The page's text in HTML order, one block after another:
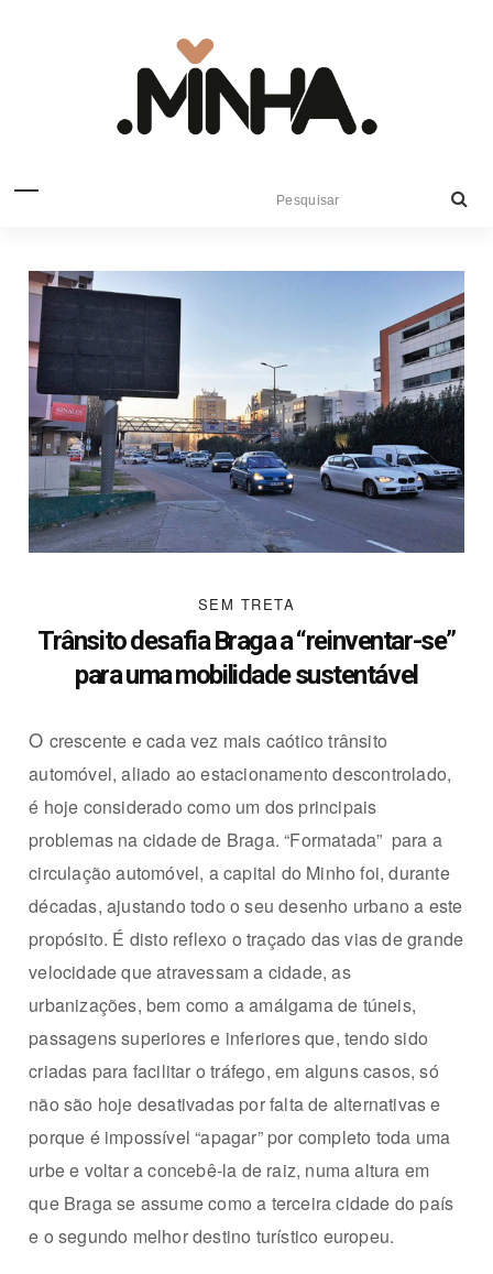
SEM TRETA
Trânsito desafia Braga a “reinventar-se”
para uma mobilidade sustentável
O crescente e cada vez mais caótico trânsito
automóvel, aliado ao estacionamento descontrolado,
é hoje considerado como um dos principais
problemas na cidade de Braga. “Formatada” para a
circulação automóvel, a capital do Minho foi, durante
décadas, ajustando todo o seu desenho urbano a este
propósito. É disto reflexo o traçado das vias de grande
velocidade que atravessam a cidade, as
urbanizações, bem como a amálgama de túneis,
passagens superiores e inferiores que, tendo sido
criadas para facilitar o tráfego, em alguns casos, só
não são hoje desativadas por falta de alternativas e
porque é impossível “apagar” por completo toda uma
urbe e voltar a concebê-la de raiz, numa altura em
que Braga se assume como a terceira cidade do país
e o segundo melhor destino turístico europeu.